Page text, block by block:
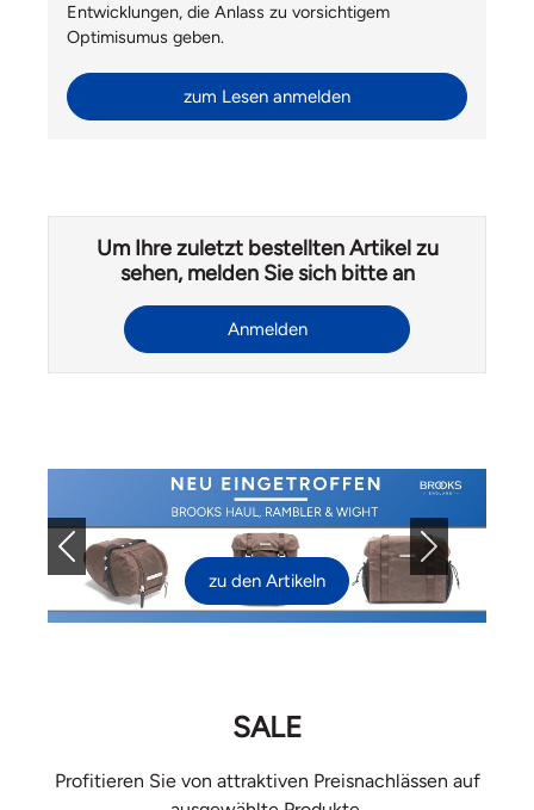
Entwicklungen, die Anlass zu vorsichtigem
Optimisumus geben.
zum Lesen anmelden
Um Ihre zuletzt bestellten Artikel zu
sehen, melden Sie sich bitte an
Anmelden
zu den Artikeln
Previous Next
SALE
Profitieren Sie von attraktiven Preisnachlässen auf